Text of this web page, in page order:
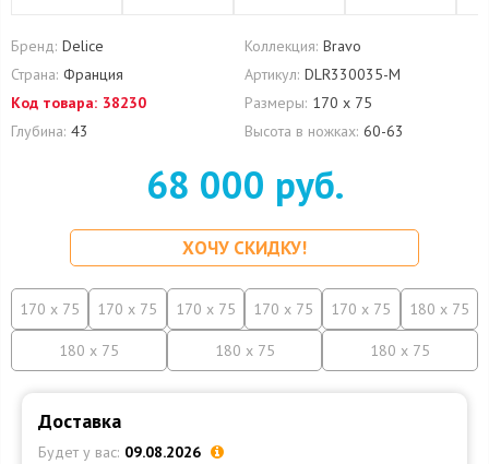
Бренд: Delice Коллекция: Bravo
Страна: Франция Артикул: DLR330035-M
Код товара: 38230 Размеры: 170 х 75
Глубина: 43 Высота в ножках: 60-63
68 000 руб.
ХОЧУ СКИДКУ!
170 x 75 170 x 75 170 x 75 170 x 75 170 x 75 180 x 75
180 x 75 180 x 75 180 x 75
Доставка
Будет у вас: 09.08.2026